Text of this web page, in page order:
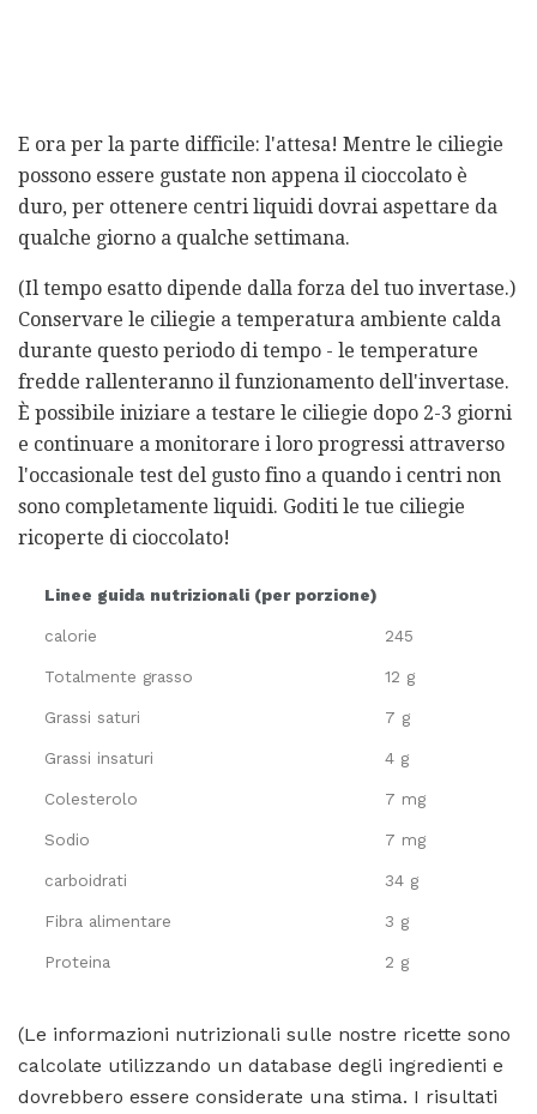
E ora per la parte difficile: l'attesa! Mentre le ciliegie
possono essere gustate non appena il cioccolato è
duro, per ottenere centri liquidi dovrai aspettare da
qualche giorno a qualche settimana.
(Il tempo esatto dipende dalla forza del tuo invertase.)
Conservare le ciliegie a temperatura ambiente calda
durante questo periodo di tempo - le temperature
fredde rallenteranno il funzionamento dell'invertase.
È possibile iniziare a testare le ciliegie dopo 2-3 giorni
e continuare a monitorare i loro progressi attraverso
l'occasionale test del gusto fino a quando i centri non
sono completamente liquidi. Goditi le tue ciliegie
ricoperte di cioccolato!
Linee guida nutrizionali (per porzione)
calorie 245
Totalmente grasso 12 g
Grassi saturi 7 g
Grassi insaturi 4 g
Colesterolo 7 mg
Sodio 7 mg
carboidrati 34 g
Fibra alimentare 3 g
Proteina 2 g
(Le informazioni nutrizionali sulle nostre ricette sono
calcolate utilizzando un database degli ingredienti e
dovrebbero essere considerate una stima. I risultati